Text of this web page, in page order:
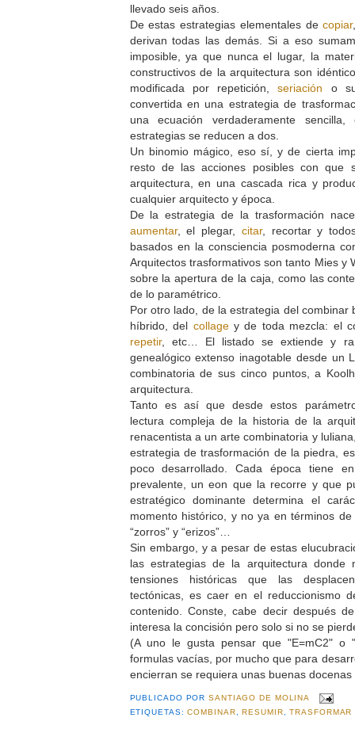
llevado seis años.
De estas estrategias elementales decopiar
derivan todas las demás. Si a eso
imposible, ya que nunca el lugar, la
constructivos de la arquitectura son
modificada por repetición,seriación o
convertida en una estrategia de
una ecuación verdaderamente
estrategias se reducen a dos.
Un binomio mágico, eso sí, y de cierta
resto de las acciones posibles con que
arquitectura, en una cascada rica y
cualquier arquitecto y época.
De la estrategia de la trasformación
aumentar, el plegar, citar, recortar y
basados en la consciencia posmoderna
Arquitectos trasformativos son tanto Mies y
sobre la apertura de la caja, como las
de lo paramétrico.
Por otro lado, de la estrategia del combinar
híbrido, del collagey de toda mezcla: el
repetir, etc… El listado se extiende y
genealógico extenso inagotable desde un
combinatoria de sus cinco puntos, a
arquitectura.
Tanto es así que desde estos
lectura compleja de la historia de la
renacentista a un arte combinatoria y
estrategia de trasformación de la piedra,
poco desarrollado. Cada época tiene
prevalente, un eon que la recorre y que
estratégico dominante determina el
momento histórico, y no ya en términos de
“zorros” y “erizos”…
Sin embargo, y a pesar de estas
las estrategias de la arquitectura donde
tensiones históricas que las
tectónicas, es caer en el reduccionismo
contenido. Conste, cabe decir después
interesa la concisión pero solo si no se
(A uno le gusta pensar que "E=mC2" o
formulas vacías, por mucho que para
encierran se requiera unas buenas docenas
PUBLICADO PORSANTIAGO DE MOLINA
ETIQUETAS:COMBINAR ,RESUMIR ,TRASFORMAR